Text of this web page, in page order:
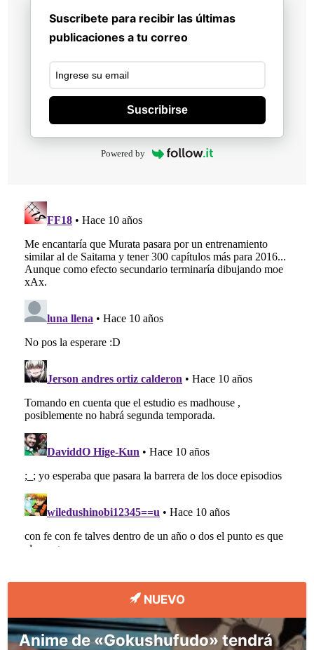
Suscribete para recibir las últimas
publicaciones a tu correo
Suscribirse
Powered by
NUEVO
Anime de «Gokushufudo» tendrá